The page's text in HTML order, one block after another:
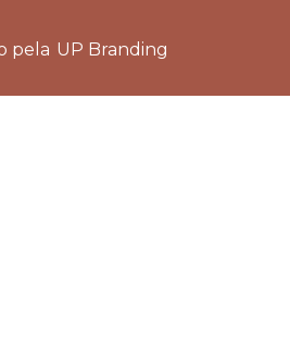
pela UP Branding